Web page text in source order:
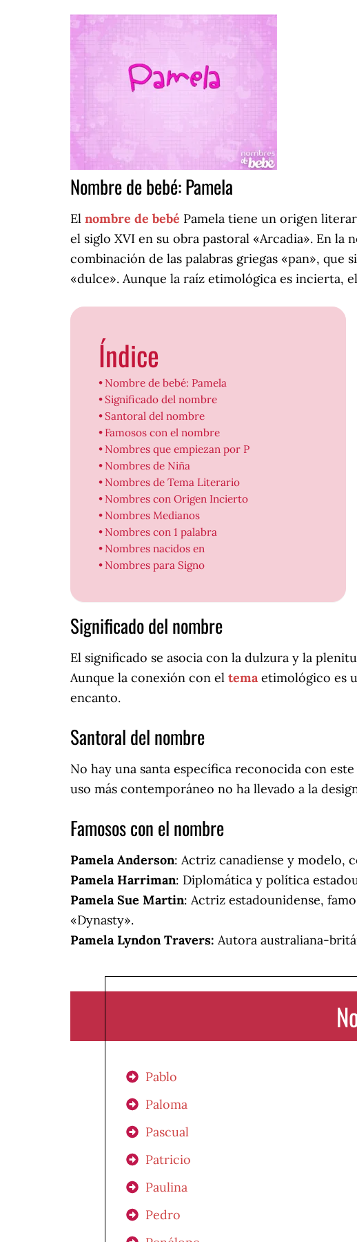
Nombre de bebé: Pamela
El nombre de bebé Pamela tiene un origen
el siglo XVI en su obra pastoral «Arcadia». En la
combinación de las palabras griegas «pan»,
«dulce». Aunque la raíz etimológica es incierta,
Índice
Nombre de bebé: Pamela
Significado del nombre
Santoral del nombre
Famosos con el nombre
Nombres que empiezan por P
Nombres de Niña
Nombres de Tema Literario
Nombres con Origen Incierto
Nombres Medianos
Nombres con 1 palabra
Nombres nacidos en
Nombres para Signo
Significado del nombre
El significado se asocia con la dulzura y la
Aunque la conexión con el temaetimológico es
encanto.
Santoral del nombre
No hay una santa específica reconocida con este
uso más contemporáneo no ha llevado a la
Famosos con el nombre
Pamela Anderson: Actriz canadiense y modelo,
Pamela Harriman: Diplomática y política
Pamela Sue Martin: Actriz estadounidense,
«Dynasty».
Pamela Lyndon Travers: Autora australiana-
Pablo
Paloma
Pascual
Patricio
Paulina
Pedro